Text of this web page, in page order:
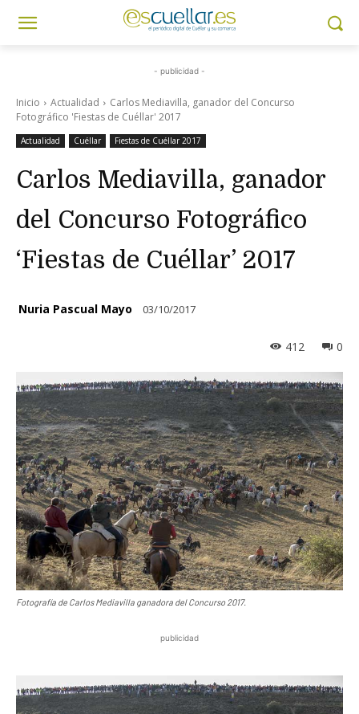
- publicidad -
Inicio Actualidad
Carlos Mediavilla, ganador del Concurso
Fotográfico 'Fiestas de Cuéllar' 2017
Actualidad Cuéllar Fiestas de Cuéllar 2017
Carlos Mediavilla, ganador
del Concurso Fotográfico
‘Fiestas de Cuéllar’ 2017
Nuria Pascual Mayo 03/10/2017
0
412
Fotografía de Carlos Mediavilla ganadora del Concurso 2017.
publicidad